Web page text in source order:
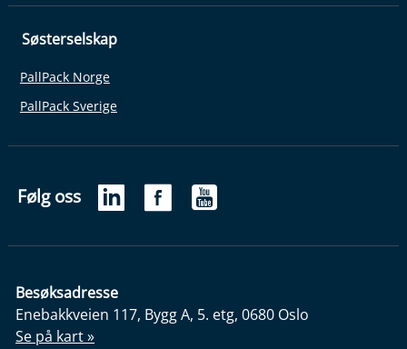
Søsterselskap
PallPack Norge
PallPack Sverige
Følg oss
Besøksadresse
Enebakkveien 117, Bygg A, 5. etg, 0680 Oslo
Se på kart »